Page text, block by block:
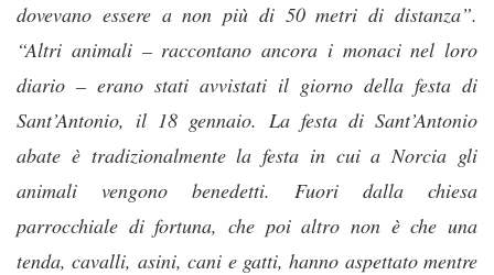
dovevano essere a non più di 50 metri di distanza”.
“Altri animali – raccontano ancora i monaci nel loro
diario – erano stati avvistati il giorno della festa di
Sant’Antonio, il 18 gennaio. La festa di Sant’Antonio
abate è tradizionalmente la festa in cui a Norcia gli
animali vengono benedetti. Fuori dalla chiesa
parrocchiale di fortuna, che poi altro non è che una
tenda, cavalli, asini, cani e gatti, hanno aspettato mentre